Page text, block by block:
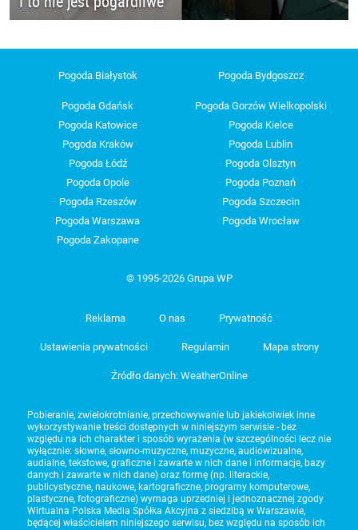
Pogoda Białystok Pogoda Bydgoszcz
Pogoda Gdańsk
Pogoda Gorzów Wielkopolski
Pogoda Katowice
Pogoda Kielce
Pogoda Kraków
Pogoda Lublin
Pogoda Łódź
Pogoda Olsztyn
Pogoda Opole
Pogoda Poznań
Pogoda Rzeszów
Pogoda Szczecin
Pogoda Warszawa
Pogoda Wrocław
Pogoda Zakopane
© 1995-2026 Grupa WP
Reklama O nas Prywatność
Ustawienia prywatności Regulamin Mapa strony
Źródło danych: WeatherOnline
Pobieranie, zwielokrotnianie, przechowywanie lub jakiekolwiek inne
wykorzystywanie treści dostępnych w niniejszym serwisie - bez
względu na ich charakter i sposób wyrażenia (w szczególności lecz nie
wyłącznie: słowne, słowno-muzyczne, muzyczne, audiowizualne,
audialne, tekstowe, graficzne i zawarte w nich dane i informacje, bazy
danych i zawarte w nich dane) oraz formę (np. literackie,
publicystyczne, naukowe, kartograficzne, programy komputerowe,
plastyczne, fotograficzne) wymaga uprzedniej i jednoznacznej zgody
Wirtualna Polska Media Spółka Akcyjna z siedzibą w Warszawie,
będącej właścicielem niniejszego serwisu, bez względu na sposób ich